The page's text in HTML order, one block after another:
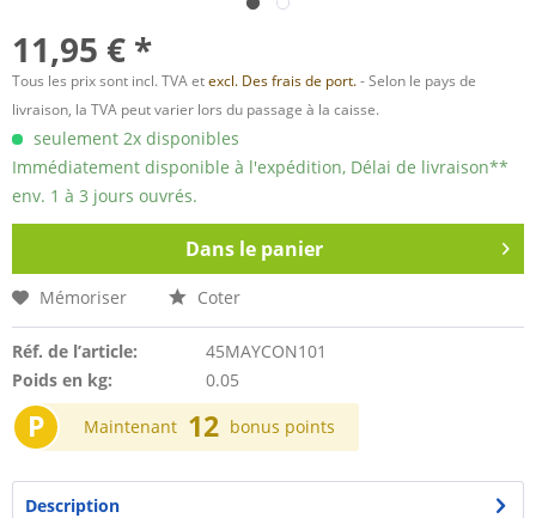
11,95 € *
Tous les prix sont incl. TVA etexcl. Des frais de port.- Selon le pays de
livraison, la TVA peut varier lors du passage à la caisse.
seulement 2x disponibles
Immédiatement disponible à l'expédition, Délai de livraison**
env. 1 à 3 jours ouvrés.
Dans le panier
Mémoriser Coter
Réf. de l’article:
45MAYCON101
Poids en kg:
0.05
P Maintenant 12 bonus points
Description